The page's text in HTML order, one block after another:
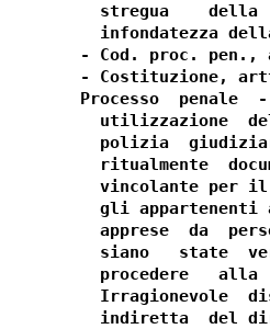
stregua    della
infondatezza
- Cod. proc. pen.,
- Costituzione,
Processo  penale
utilizzazione
polizia
ritualmente
vincolante per
gli appartenenti
apprese  da
siano   state
procedere   alla
Irragionevole
indiretta  del